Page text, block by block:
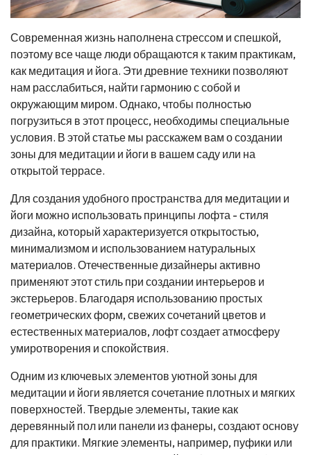
Современная жизнь наполнена стрессом и спешкой,
поэтому все чаще люди обращаются к таким практикам,
как медитация и йога. Эти древние техники позволяют
нам расслабиться, найти гармонию с собой и
окружающим миром. Однако, чтобы полностью
погрузиться в этот процесс, необходимы специальные
условия. В этой статье мы расскажем вам о создании
зоны для медитации и йоги в вашем саду или на
открытой террасе.
Для создания удобного пространства для медитации и
йоги можно использовать принципы лофта - стиля
дизайна, который характеризуется открытостью,
минимализмом и использованием натуральных
материалов. Отечественные дизайнеры активно
применяют этот стиль при создании интерьеров и
экстерьеров. Благодаря использованию простых
геометрических форм, свежих сочетаний цветов и
естественных материалов, лофт создает атмосферу
умиротворения и спокойствия.
Одним из ключевых элементов уютной зоны для
медитации и йоги является сочетание плотных и мягких
поверхностей. Твердые элементы, такие как
деревянный пол или панели из фанеры, создают основу
для практики. Мягкие элементы, например, пуфики или